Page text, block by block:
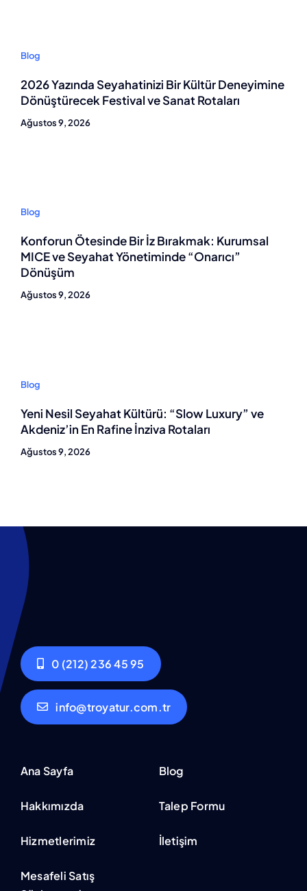
Blog
2026 Yazında Seyahatinizi Bir Kültür Deneyimine
Dönüştürecek Festival ve Sanat Rotaları
Ağustos 9, 2026
Blog
Konforun Ötesinde Bir İz Bırakmak: Kurumsal
MICE ve Seyahat Yönetiminde “Onarıcı”
Dönüşüm
Ağustos 9, 2026
Blog
Yeni Nesil Seyahat Kültürü: “Slow Luxury” ve
Akdeniz’in En Rafine İnziva Rotaları
Ağustos 9, 2026
0 (212) 236 45 95
info@troyatur.com.tr
Ana Sayfa
Hakkımızda
Hizmetlerimiz
Mesafeli Satış
Blog
Talep Formu
İletişim